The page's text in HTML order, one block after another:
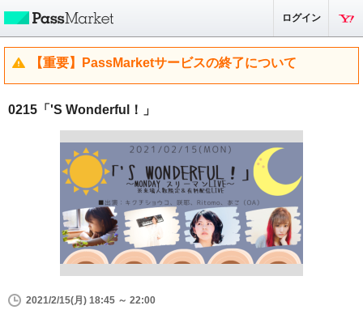
ログイン
【重要】PassMarketサービスの終了について
0215「'S Wonderful！」
2021/2/15(月) 18:45 ～ 22:00